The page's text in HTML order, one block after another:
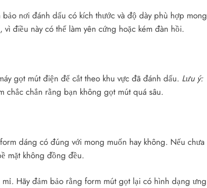
nơi đánh dấu có kích thước và độ dày phù hợp mong
điều này có thể làm yên cứng hoặc kém đàn hồi.
gọt mút điện để cắt theo khu vực đã đánh dấu. Lưu ý:
chắc chắn rằng bạn không gọt mút quá sâu.
dáng có đúng với mong muốn hay không. Nếu chưa
mặt không đồng đều.
Hãy đảm bảo rằng form mút gọt lại có hình dạng ưng